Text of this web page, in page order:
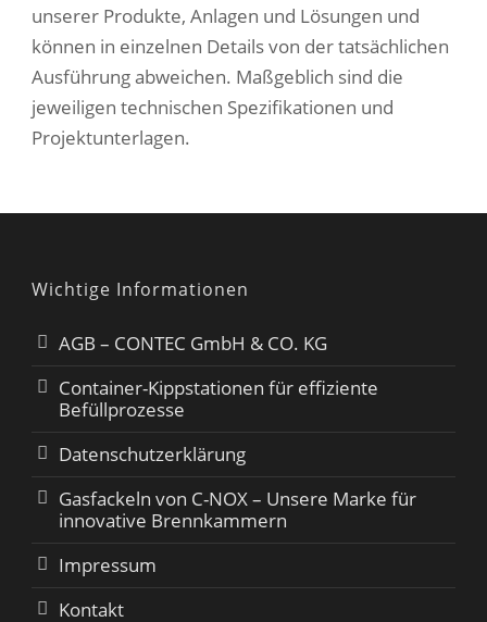
unserer Produkte, Anlagen und Lösungen und
können in einzelnen Details von der tatsächlichen
Ausführung abweichen. Maßgeblich sind die
jeweiligen technischen Spezifikationen und
Projektunterlagen.
Wichtige Informationen
AGB – CONTEC GmbH & CO. KG
Container-Kippstationen für effiziente
Befüllprozesse
Datenschutzerklärung
Gasfackeln von C-NOX – Unsere Marke für
innovative Brennkammern
Impressum
Kontakt